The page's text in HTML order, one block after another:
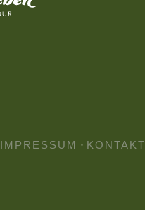
IMPRESSUM · KONTAKT